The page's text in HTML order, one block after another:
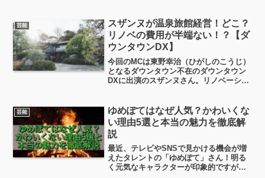
や林田茉優さんの経歴、どんなかまぼこ
屋さんなの？というあたりについて、ち
ょっと調べてみました！
芸能
スザンヌが温泉旅館経営！どこ？
リノベの費用が半端ない！？【ダ
ウンタウンDX】
今回のMCは東野幸治（ひがしのこうじ）
となるダウンタウン不在のダウンタウン
DXに出演のスザンヌさん。リノベーショ
館を購入してリノベーション、旅館の女
将となったことでも有...
芸能
ゆめぽてはなぜ人気？かわいくな
い理由5選と本当の魅力を徹底解
説
最近、テレビやSNSで見かける機会が増
えたタレントの「ゆめぽて」さん！明る
く元気なキャラクターが印象的ですが、